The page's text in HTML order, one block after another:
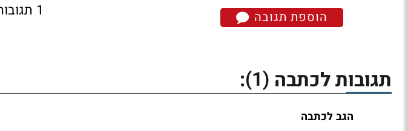
הוספת תגובה 1 תגובות
תגובות לכתבה (1)
:
הגב לכתבה